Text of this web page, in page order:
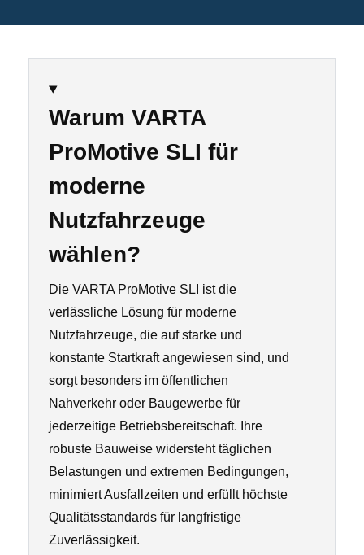
Warum VARTA
ProMotive SLI für
moderne
Nutzfahrzeuge
wählen?
Die VARTA ProMotive SLI ist die
verlässliche Lösung für moderne
Nutzfahrzeuge, die auf starke und
konstante Startkraft angewiesen sind, und
sorgt besonders im öffentlichen
Nahverkehr oder Baugewerbe für
jederzeitige Betriebsbereitschaft. Ihre
robuste Bauweise widersteht täglichen
Belastungen und extremen Bedingungen,
minimiert Ausfallzeiten und erfüllt höchste
Qualitätsstandards für langfristige
Zuverlässigkeit.